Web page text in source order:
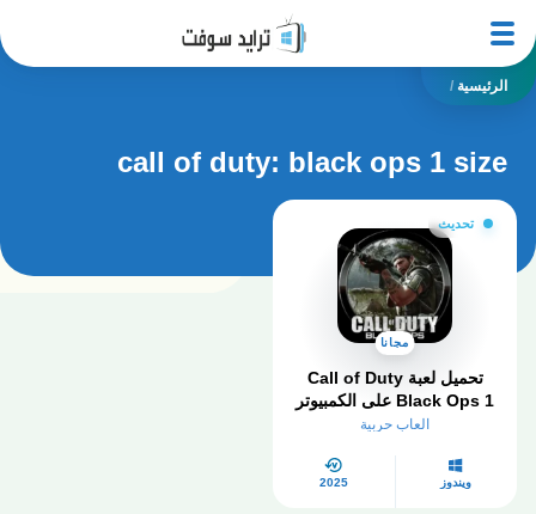
الرئيسية /
call of duty: black ops 1 size
تحديث
مجانا
تحميل لعبة Call of Duty
Black Ops 1 على الكمبيوتر
العاب حربية
ويندوز 2025